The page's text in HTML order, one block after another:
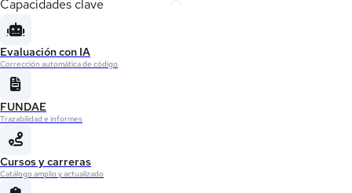
Capacidades clave
Evaluación con IA
Corrección automática de código
FUNDAE
Trazabilidad e informes
Cursos y carreras
Catálogo amplio y actualizado